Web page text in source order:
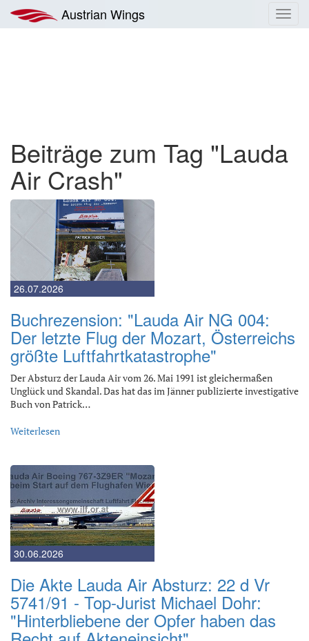
Inhalt
springen
Austrian Wings
Beiträge zum Tag "Lauda
Air Crash"
26.07.2026
Buchrezension: "Lauda Air NG 004:
Der letzte Flug der Mozart, Österreichs
größte Luftfahrtkatastrophe"
Der Absturz der Lauda Air vom 26. Mai 1991 ist gleichermaßen
Unglück und Skandal. Das hat das im Jänner publizierte investigative
Buch von Patrick…
Weiterlesen
30.06.2026
Die Akte Lauda Air Absturz: 22 d Vr
5741/91 - Top-Jurist Michael Dohr:
"Hinterbliebene der Opfer haben das